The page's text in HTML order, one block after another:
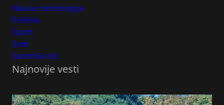
Nauka i tehnologija
Politika
Sport
Svet
Zanimljivosti
Najnovije vesti